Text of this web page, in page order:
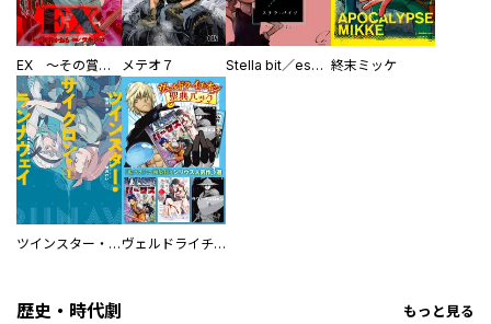
EX ～その賞金稼ぎは、世界の出口を探す～【単行本版】 メテオ７ Stella bit／es【単話版】 終末ミッケ
ツインスター・サイクロン・ランナウェイ ヴェルドライチオシ聖典パック 『転スラ』ミニ画集付き シリウス人気作３選
歴史・時代劇 もっと見る